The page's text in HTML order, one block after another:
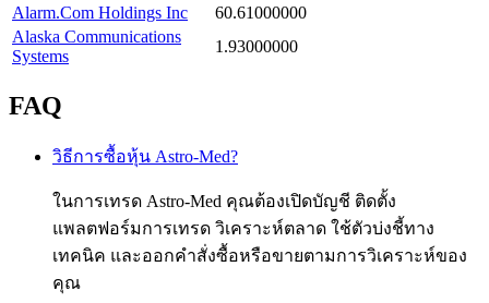
Alarm.Com Holdings Inc
60.61000000
Alaska Communications
Systems
1.93000000
FAQ
วิธีการซื้อหุ้น Astro-Med?
ในการเทรด Astro-Med คุณต้องเปิดบัญชี ติดตั้ง
แพลตฟอร์มการเทรด วิเคราะห์ตลาด ใช้ตัวบ่งชี้ทาง
เทคนิค และออกคำสั่งซื้อหรือขายตามการวิเคราะห์ของ
คุณ